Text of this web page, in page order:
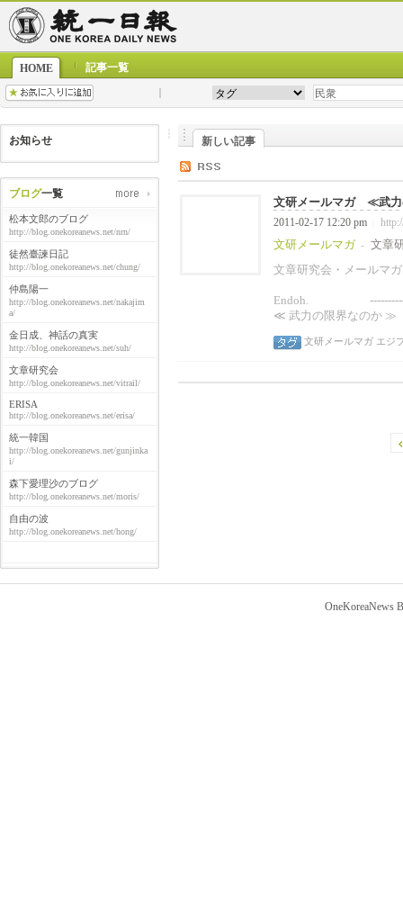
HOME 記事一覧
お知らせ
ブログ一覧
松本文郎のブログ
http://blog.onekoreanews.net/nrn/
徒然臺諫日記
http://blog.onekoreanews.net/chung/
仲島陽一
http://blog.onekoreanews.net/nakajim
a/
金日成、神話の真実
http://blog.onekoreanews.net/suh/
文章研究会
http://blog.onekoreanews.net/vitrail/
ERISA
http://blog.onekoreanews.net/erisa/
統一韓国
http://blog.onekoreanews.net/gunjinka
i/
森下愛理沙のブログ
http://blog.onekoreanews.net/moris/
自由の波
http://blog.onekoreanews.net/hong/
新しい記事
文研メールマガ ≪武力
2011-02-17 12:20 pm
文研メールマガ -
文章
文章研究会・
Endoh.
≪ 武力の限界なの
文研メールマガ エジ
OneKoreaNews